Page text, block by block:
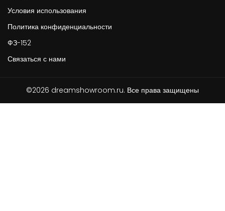
Условия использования
Политика конфиденциальности
ФЗ-152
Связаться с нами
©2026 dreamshowroom.ru. Все права защищены